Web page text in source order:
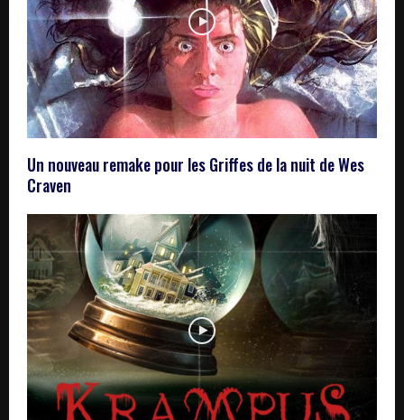
Un nouveau remake pour les Griffes de la nuit de Wes
Craven